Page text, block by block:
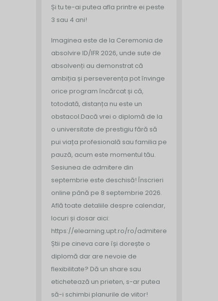
Și tu te-ai putea afla printre ei peste
3 sau 4 ani!
Imaginea este de la Ceremonia de
absolvire ID/IFR 2026, unde sute de
absolvenți au demonstrat că
ambiția și perseverența pot învinge
orice program încărcat și că,
totodată, distanța nu este un
obstacol.Dacă vrei o diplomă de la
o universitate de prestigiu fără să
pui viața profesională sau familia pe
pauză, acum este momentul tău.
Sesiunea de admitere din
septembrie este deschisă! Înscrieri
online până pe 8 septembrie 2026.
Află toate detaliile despre calendar,
locuri și dosar aici:
https://elearning.upt.ro/ro/admitere/
Știi pe cineva care își dorește o
diplomă dar are nevoie de
flexibilitate? Dă un share sau
etichetează un prieten, s-ar putea
să-i schimbi planurile de viitor!